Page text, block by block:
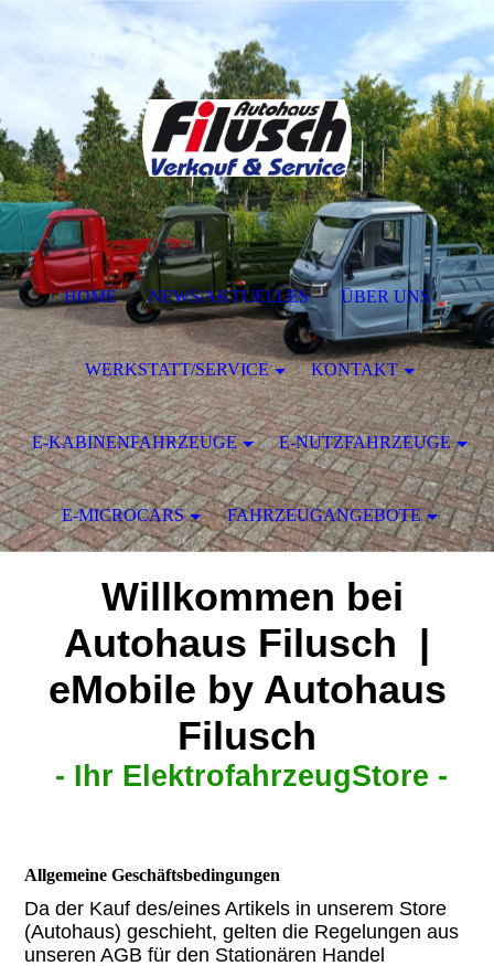
Willkommen bei
Autohaus Filusch |
eMobile by Autohaus
Filusch
- Ihr ElektrofahrzeugStore -
Allgemeine Geschäftsbedingungen
Da der Kauf des/eines Artikels in unserem Store
(Autohaus) geschieht, gelten die Regelungen aus
unseren AGB für den Stationären Handel
HOME NEWS/AKTUELLES ÜBER UNS
WERKSTATT/SERVICE KONTAKT
E-KABINENFAHRZEUGE E-NUTZFAHRZEUGE
E-MICROCARS FAHRZEUGANGEBOTE